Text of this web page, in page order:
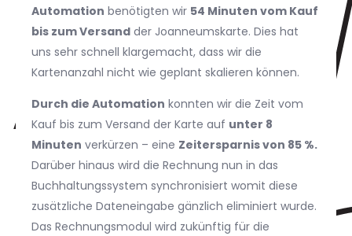
Automation benötigten wir 54 Minuten vom Kauf
bis zum Versand der Joanneumskarte. Dies hat
uns sehr schnell klargemacht, dass wir die
Kartenanzahl nicht wie geplant skalieren können.
Durch die Automation konnten wir die Zeit vom
Kauf bis zum Versand der Karte auf unter 8
Minuten verkürzen – eine Zeitersparnis von 85 %.
Darüber hinaus wird die Rechnung nun in das
Buchhaltungssystem synchronisiert womit diese
zusätzliche Dateneingabe gänzlich eliminiert wurde.
Das Rechnungsmodul wird zukünftig für die